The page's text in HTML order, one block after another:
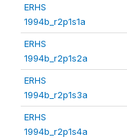
ERHS
1994b_r2p1s1a
ERHS
1994b_r2p1s2a
ERHS
1994b_r2p1s3a
ERHS
1994b_r2p1s4a